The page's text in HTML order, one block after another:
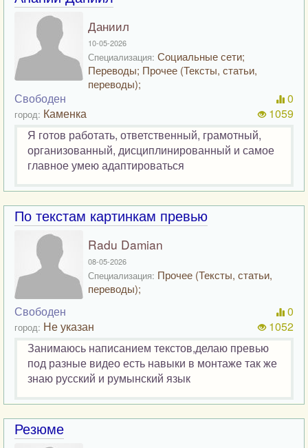
Даниил
10-05-2026
Специализация: Социальные сети;
Переводы; Прочее (Тексты, статьи,
переводы);
Свободен
город: Каменка
0
1059
Я готов работать, ответственный, грамотный,
организованный, дисциплинированный и самое
главное умею адаптироваться
По текстам картинкам превью
Radu Damian
08-05-2026
Специализация: Прочее (Тексты, статьи,
переводы);
Свободен
город: Не указан
0
1052
Занимаюсь написанием текстов,делаю превью
под разные видео есть навыки в монтаже так же
знаю русский и румынский язык
Резюме